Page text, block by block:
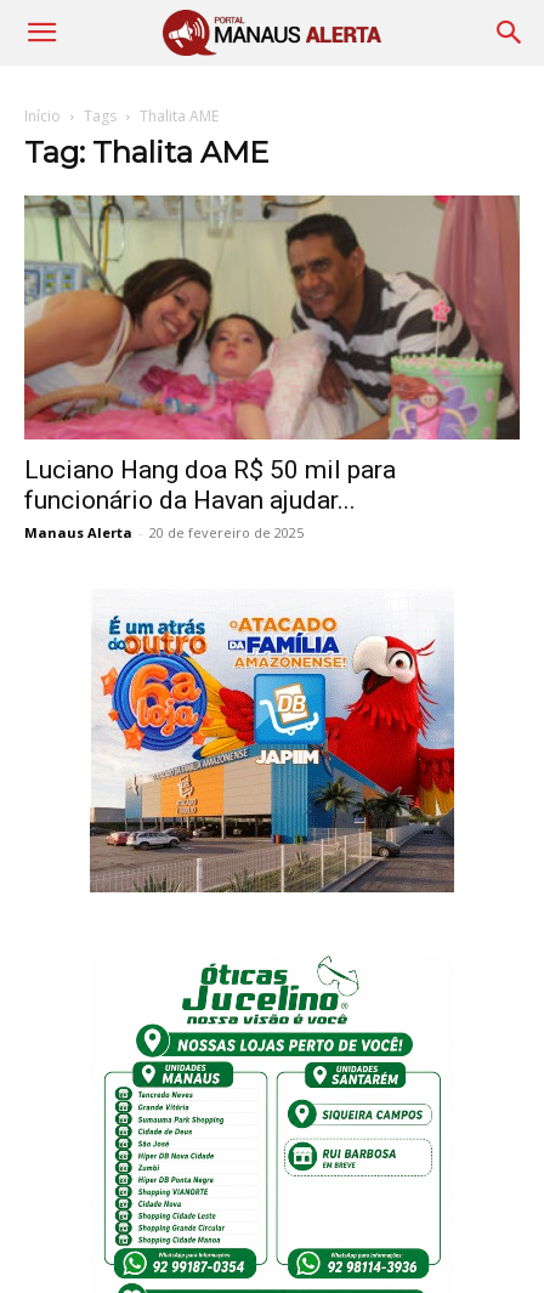
Início Tags Thalita AME
Tag: Thalita AME
Luciano Hang doa R$ 50 mil para
funcionário da Havan ajudar...
Manaus Alerta - 20 de fevereiro de 2025